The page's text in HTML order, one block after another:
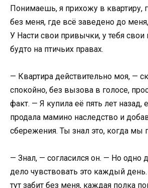
Понимаешь, я прихожу в квартиру,
без меня, где всё заведено до меня,
У Насти свои привычки, у тебя свои
будто на птичьих правах.
— Квартира действительно моя, —
спокойно, без вызова в голосе,
факт. — Я купила её пять лет назад,
продала мамино наследство и
сбережения. Ты знал это, когда мы
— Знал, — согласился он. — Но одно
дело чувствовать это каждый
тут забит без меня, каждая полка